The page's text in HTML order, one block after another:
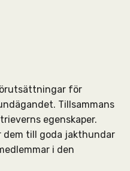
för
Tillsammans
egenskaper.
dem till goda jakthundar
i den